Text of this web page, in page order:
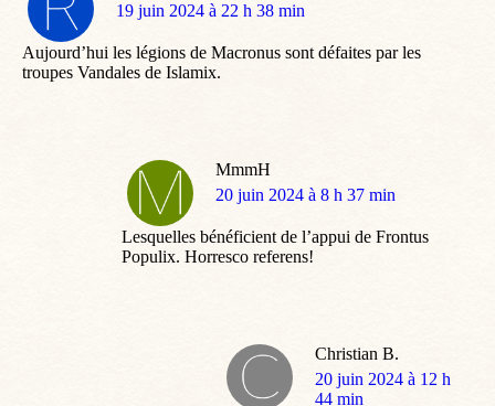
dit
19 juin 2024 à 22 h 38 min
Aujourd’hui les légions de Macronus sont défaites par les
troupes Vandales de Islamix.
MmmH
dit
20 juin 2024 à 8 h 37 min
Lesquelles bénéficient de l’appui de Frontus
Populix. Horresco referens!
Christian B.
dit
:
20 juin 2024 à 12 h
44 min